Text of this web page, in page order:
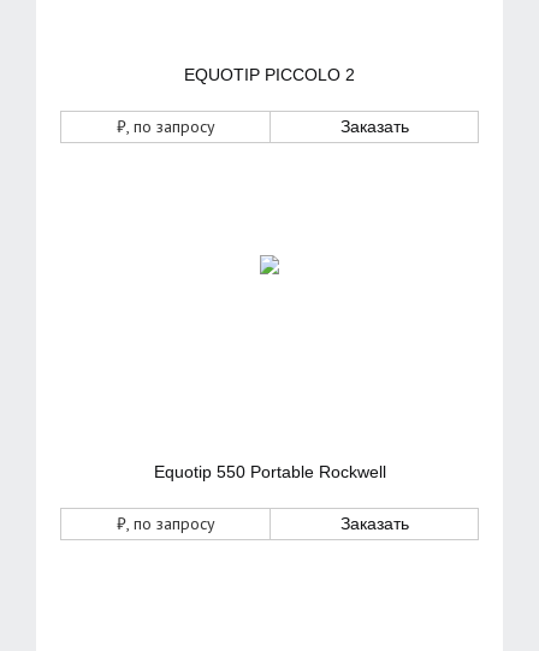
EQUOTIP PICCOLO 2
₽, по запросу Заказать
Equotip 550 Portable Rockwell
₽, по запросу Заказать